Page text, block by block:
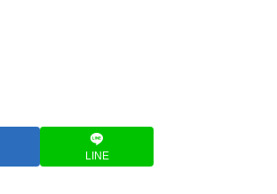
LINE